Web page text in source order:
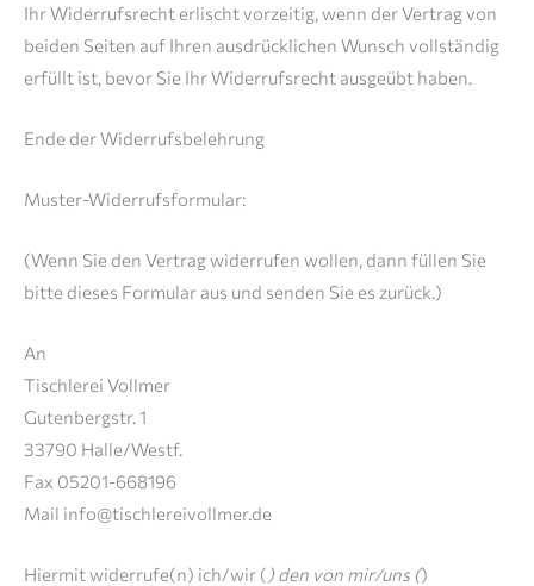
Ihr Widerrufsrecht erlischt vorzeitig, wenn der Vertrag von
beiden Seiten auf Ihren ausdrücklichen Wunsch vollständig
erfüllt ist, bevor Sie Ihr Widerrufsrecht ausgeübt haben.
Ende der Widerrufsbelehrung
Muster-Widerrufsformular:
(Wenn Sie den Vertrag widerrufen wollen, dann füllen Sie
bitte dieses Formular aus und senden Sie es zurück.)
An
Tischlerei Vollmer
Gutenbergstr. 1
33790 Halle/Westf.
Fax 05201-668196
Mail info@tischlereivollmer.de
Hiermit widerrufe(n) ich/wir ( ) den von mir/uns ()